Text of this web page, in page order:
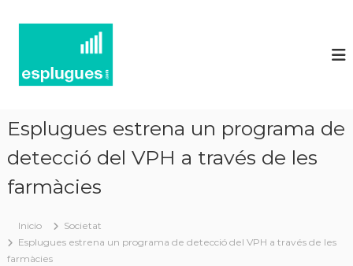
i
e
s
p
a
c
t
a
Esplugues estrena un programa de
detecció del VPH a través de les
farmàcies
Inicio
Societat
Esplugues estrena un programa de detecció del VPH a través de les
farmàcies